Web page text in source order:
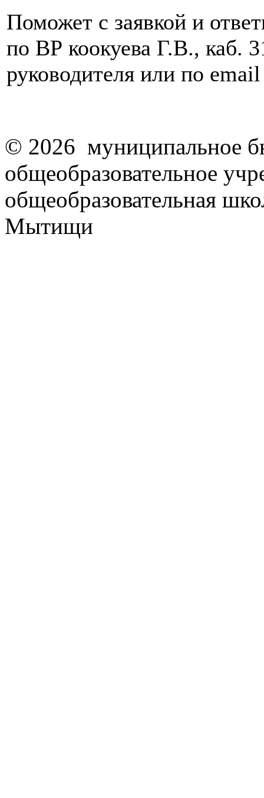
Поможет с заявкой и
по ВР коокуева Г.В., каб.
руководителя или по
© 2026 муниципальное
общеобразовательное
общеобразовательная
Мытищи